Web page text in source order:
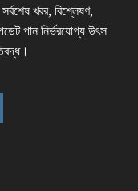
খবর, বিশ্লেষণ,
পান নির্ভরযোগ্য উৎস